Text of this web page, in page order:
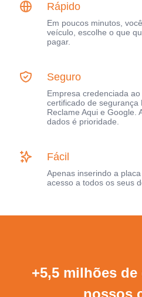
Rápido
Em poucos minutos,
veículo, escolhe o que
pagar.
Seguro
Empresa credenciada
certificado de segurança
Reclame Aqui e Google.
dados é prioridade.
Fácil
Apenas inserindo a
acesso a todos os seus
+5,5 milhões